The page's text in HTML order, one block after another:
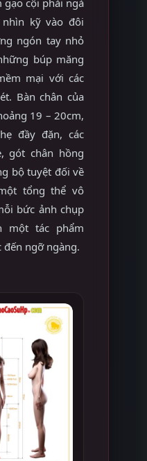
gạo cội phải ngả
kỹ vào đôi
ngón tay nhỏ
búp măng
mại với các
Bàn chân của
19 – 20cm,
đầy đặn, các
gót chân hồng
bộ tuyệt đối về
tổng thể vô
bức ảnh chụp
một tác phẩm
đến ngỡ ngàng.